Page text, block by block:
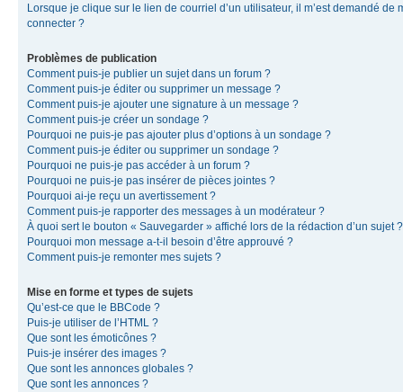
Lorsque je clique sur le lien de courriel d’un utilisateur, il m’est demandé de
connecter ?
Problèmes de publication
Comment puis-je publier un sujet dans un forum ?
Comment puis-je éditer ou supprimer un message ?
Comment puis-je ajouter une signature à un message ?
Comment puis-je créer un sondage ?
Pourquoi ne puis-je pas ajouter plus d’options à un sondage ?
Comment puis-je éditer ou supprimer un sondage ?
Pourquoi ne puis-je pas accéder à un forum ?
Pourquoi ne puis-je pas insérer de pièces jointes ?
Pourquoi ai-je reçu un avertissement ?
Comment puis-je rapporter des messages à un modérateur ?
À quoi sert le bouton « Sauvegarder » affiché lors de la rédaction d’un sujet ?
Pourquoi mon message a-t-il besoin d’être approuvé ?
Comment puis-je remonter mes sujets ?
Mise en forme et types de sujets
Qu’est-ce que le BBCode ?
Puis-je utiliser de l’HTML ?
Que sont les émoticônes ?
Puis-je insérer des images ?
Que sont les annonces globales ?
Que sont les annonces ?